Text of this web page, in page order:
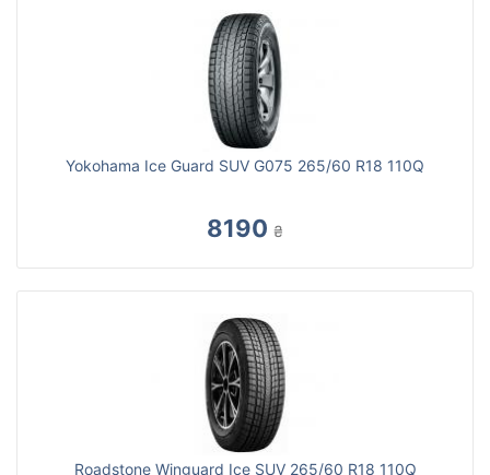
Yokohama Ice Guard SUV G075 265/60 R18 110Q
8190 ₴
Roadstone Winguard Ice SUV 265/60 R18 110Q